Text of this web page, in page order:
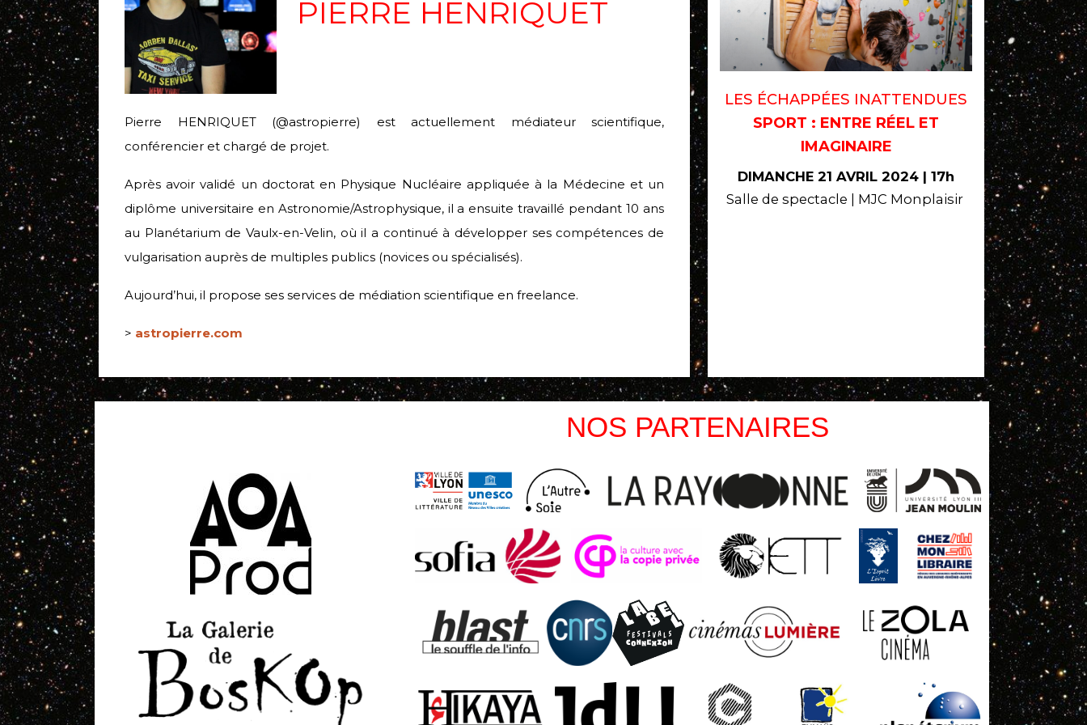
PIERRE HENRIQUET
Pierre HENRIQUET (@astropierre) est actuellement médiateur scientifique,
conférencier et chargé de projet.
Après avoir validé un doctorat en Physique Nucléaire appliquée à la Médecine et un
diplôme universitaire en Astronomie/Astrophysique, il a ensuite travaillé pendant 10 ans
au Planétarium de Vaulx-en-Velin, où il a continué à développer ses compétences de
vulgarisation auprès de multiples publics (novices ou spécialisés).
Aujourd’hui, il propose ses services de médiation scientifique en freelance.
> astropierre.com
LES ÉCHAPPÉES INATTENDUES
SPORT : ENTRE RÉEL ET
IMAGINAIRE
DIMANCHE 21 AVRIL 2024 | 17h
Salle de spectacle | MJC Monplaisir
NOS PARTENAIRES